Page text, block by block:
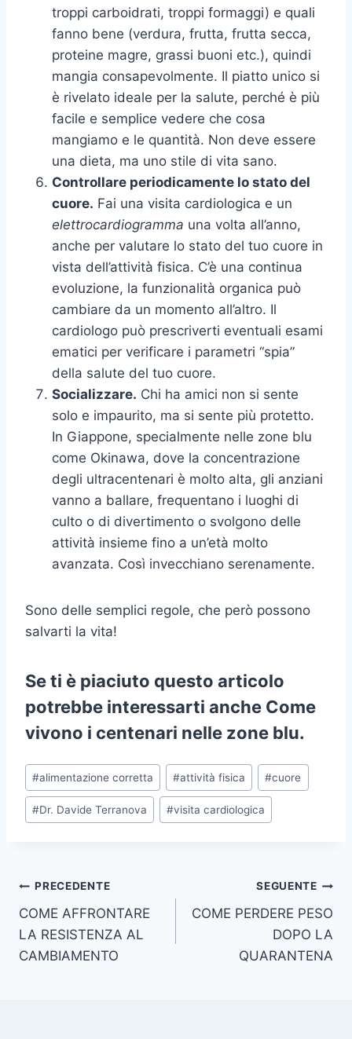
troppi carboidrati, troppi formaggi) e quali
fanno bene (verdura, frutta, frutta secca,
proteine magre, grassi buoni etc.), quindi
mangia consapevolmente. Il piatto unico si
è rivelato ideale per la salute, perché è più
facile e semplice vedere che cosa
mangiamo e le quantità. Non deve essere
una dieta, ma uno stile di vita sano.
Controllare periodicamente lo stato del
cuore. Fai una visita cardiologica e un
elettrocardiogramma una volta all’anno,
anche per valutare lo stato del tuo cuore in
vista dell’attività fisica. C’è una continua
evoluzione, la funzionalità organica può
cambiare da un momento all’altro. Il
cardiologo può prescriverti eventuali esami
ematici per verificare i parametri “spia”
della salute del tuo cuore.
Socializzare. Chi ha amici non si sente
solo e impaurito, ma si sente più protetto.
In Giappone, specialmente nelle zone blu
come Okinawa, dove la concentrazione
degli ultracentenari è molto alta, gli anziani
vanno a ballare, frequentano i luoghi di
culto o di divertimento o svolgono delle
attività insieme fino a un’età molto
avanzata. Così invecchiano serenamente.
Sono delle semplici regole, che però possono
salvarti la vita!
Se ti è piaciuto questo articolo
potrebbe interessarti anche Come
vivono i centenari nelle zone blu.
Tag
articolo:
#alimentazione corretta #attività fisica #cuore
#Dr. Davide Terranova #visita cardiologica
Navigazione
articoli
PRECEDENTE
COME AFFRONTARE
LA RESISTENZA AL
CAMBIAMENTO
SEGUENTE
COME PERDERE PESO
DOPO LA
QUARANTENA